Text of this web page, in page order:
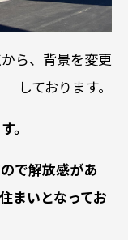
ら、背景を変更
しております。
。
で解放感があ
まいとなってお